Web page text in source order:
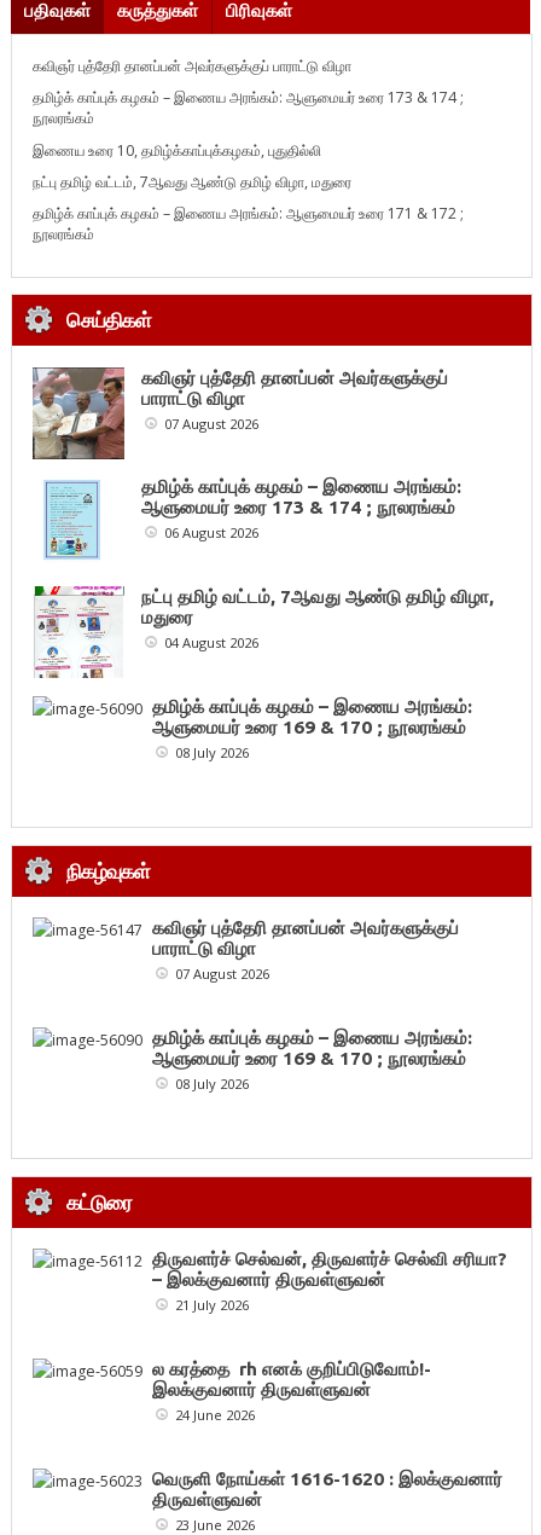
பதிவுகள் கருத்துகள் பிரிவுகள்
கவிஞர் புத்தேரி தானப்பன் அவர்களுக்குப் பாராட்டு விழா
தமிழ்க் காப்புக் கழகம் – இணைய அரங்கம்: ஆளுமையர் உரை 173 & 174 ;
நூலரங்கம்
இணைய உரை 10, தமிழ்க்காப்புக்கழகம், புதுதில்லி
நட்பு தமிழ் வட்டம், 7ஆவது ஆண்டு தமிழ் விழா, மதுரை
தமிழ்க் காப்புக் கழகம் – இணைய அரங்கம்: ஆளுமையர் உரை 171 & 172 ;
நூலரங்கம்
செய்திகள்
கவிஞர் புத்தேரி தானப்பன் அவர்களுக்குப்
பாராட்டு விழா
07 August 2026
தமிழ்க் காப்புக் கழகம் – இணைய அரங்கம்:
ஆளுமையர் உரை 173 & 174 ; நூலரங்கம்
06 August 2026
நட்பு தமிழ் வட்டம், 7ஆவது ஆண்டு தமிழ் விழா,
மதுரை
04 August 2026
தமிழ்க் காப்புக் கழகம் – இணைய அரங்கம்:
ஆளுமையர் உரை 169 & 170 ; நூலரங்கம்
08 July 2026
நிகழ்வுகள்
கவிஞர் புத்தேரி தானப்பன் அவர்களுக்குப்
பாராட்டு விழா
07 August 2026
தமிழ்க் காப்புக் கழகம் – இணைய அரங்கம்:
ஆளுமையர் உரை 169 & 170 ; நூலரங்கம்
08 July 2026
கட்டுரை
திருவளர்ச் செல்வன், திருவளர்ச் செல்வி சரியா?
– இலக்குவனார் திருவள்ளுவன்
21 July 2026
ல கரத்தை rh எனக் குறிப்பிடுவோம்!-
இலக்குவனார் திருவள்ளுவன்
24 June 2026
வெருளி நோய்கள் 1616-1620 : இலக்குவனார்
திருவள்ளுவன்
23 June 2026